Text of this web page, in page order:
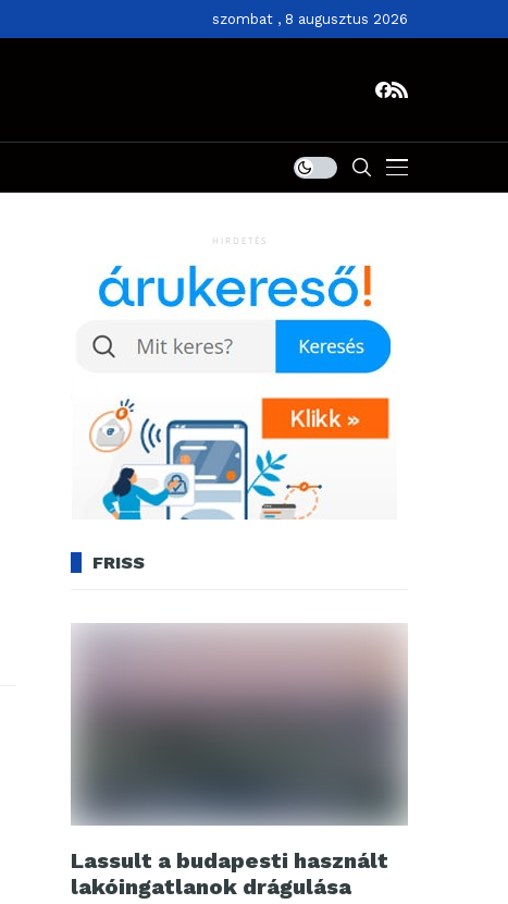
szombat , 8 augusztus 2026
HIRDETÉS
FRISS
Lassult a budapesti használt
lakóingatlanok drágulása